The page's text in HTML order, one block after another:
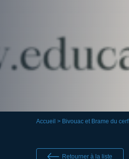
Accueil > Bivouac et Brame du cerf
Retourner à la liste